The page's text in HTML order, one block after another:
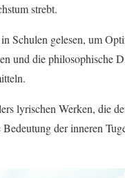
strebt.
Schulen gelesen, um
und die philosophische
lyrischen Werken, die
der inneren